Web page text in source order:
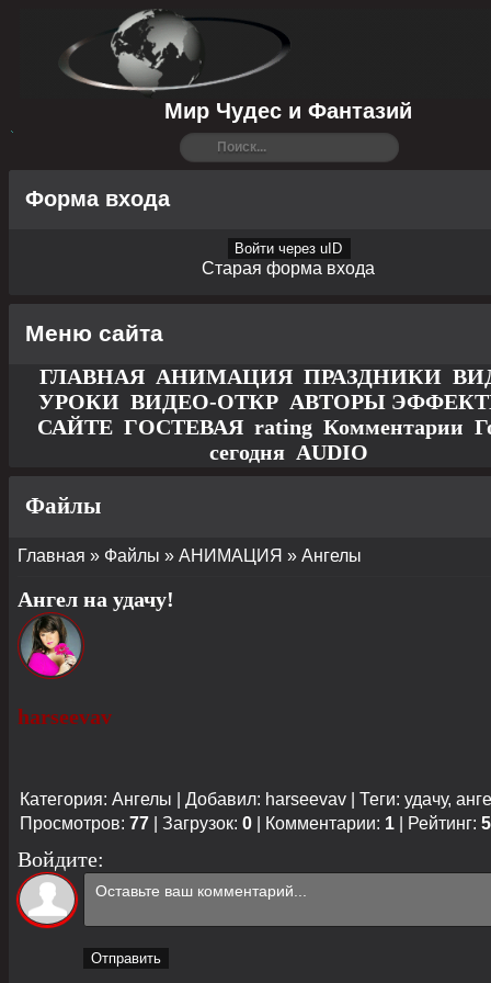
Мир Чудес и Фантазий
Форма входа
Войти через uID
Старая форма входа
Меню сайта
ГЛАВНАЯ АНИМАЦИЯ ПРАЗДНИКИ
УРОКИ ВИДЕО-ОТКР АВТОРЫ
САЙТЕ ГОСТЕВАЯ rating Комментарии
сегодня AUDIO
Файлы
Главная » Файлы » АНИМАЦИЯ » Ангелы
Ангел на удачу!
harseevav
Категория: Ангелы Добавил: harseevav Теги: удачу,
Просмотров: 77 Загрузок: 0 Комментарии: 1 Рейтинг:
Войдите:
Отправить